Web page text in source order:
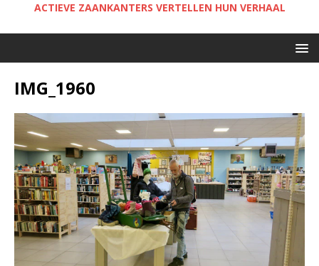
ACTIEVE ZAANKANTERS VERTELLEN HUN VERHAAL
IMG_1960